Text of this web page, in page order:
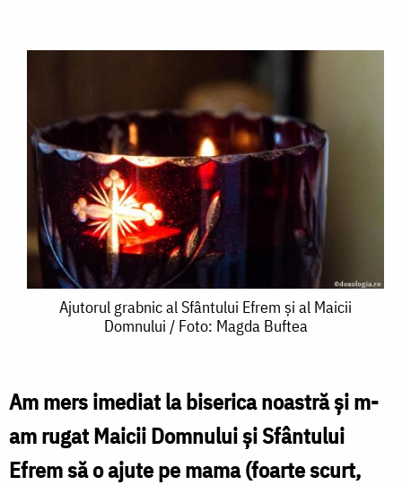
Ajutorul
Sfântului
Efrem
și
Ajutorul grabnic al Sfântului Efrem și al Maicii
Domnului / Foto: Magda Buftea
Am mers imediat la biserica noastră și m-
am rugat Maicii Domnului și Sfântului
Efrem să o ajute pe mama (foarte scurt,